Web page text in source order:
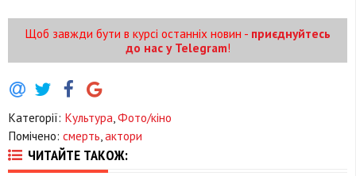
Щоб завжди бути в курсі останніх новин - приєднуйтесь
до нас у Telegram!
Категорії: Культура Фото/кіно
Помічено: смерть актори
ЧИТАЙТЕ ТАКОЖ: